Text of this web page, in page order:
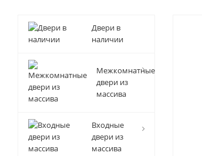
Двери в
наличии
Межкомнатные
двери из
массива
Входные
двери из
массива